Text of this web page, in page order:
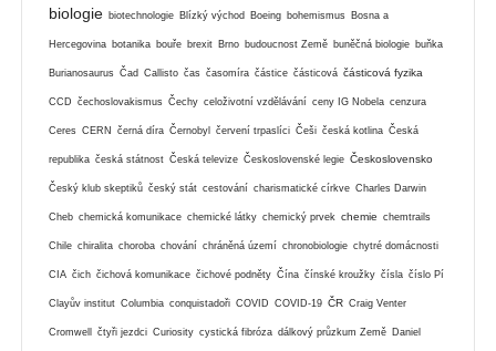
biologie biotechnologie Blízký východ Boeing bohemismus Bosna a
Hercegovina botanika bouře brexit Brno budoucnost Země buněčná biologie buňka
Burianosaurus Čad Callisto čas časomíra částice částicová částicová fyzika
CCD čechoslovakismus Čechy celoživotní vzdělávání ceny IG Nobela cenzura
Ceres CERN černá díra Černobyl červení trpaslíci Češi česká kotlina Česká
republika česká státnost Česká televize Československé legie Československo
Český klub skeptiků český stát cestování charismatické církve Charles Darwin
Cheb chemická komunikace chemické látky chemický prvek chemie chemtrails
Chile chiralita choroba chování chráněná území chronobiologie chytré domácnosti
CIA čich čichová komunikace čichové podněty Čína čínské kroužky čísla číslo Pí
Clayův institut Columbia conquistadoři COVID COVID-19 ČR Craig Venter
Cromwell čtyři jezdci Curiosity cystická fibróza dálkový průzkum Země Daniel